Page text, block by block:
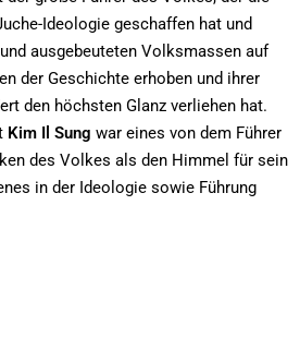
Ideologie geschaffen hat und
ausgebeuteten Volksmassen auf
der Geschichte erhoben und ihrer
den höchsten Glanz verliehen hat.
Kim Il Sung war eines von dem Führer
des Volkes als den Himmel für sein
in der Ideologie sowie Führung